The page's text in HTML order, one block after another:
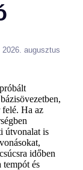
augusztus
felé. Ha az
útvonalat is
időben
tempót és